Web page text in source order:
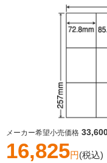
メーカー希望小売価格
16,825円(税込)